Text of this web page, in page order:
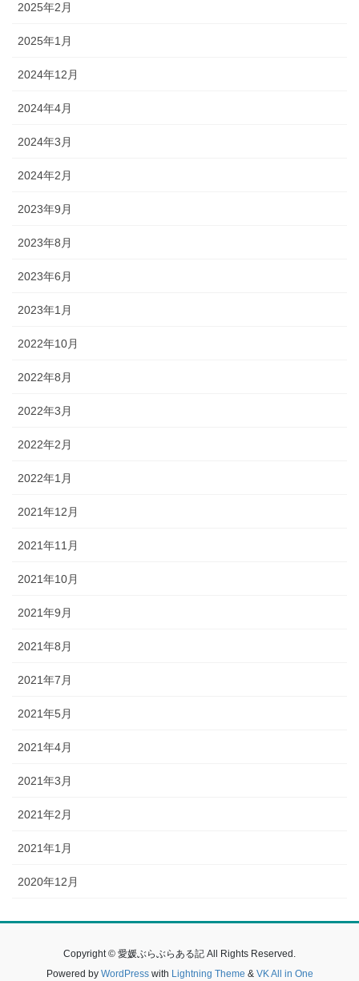
2025年2月
2025年1月
2024年12月
2024年4月
2024年3月
2024年2月
2023年9月
2023年8月
2023年6月
2023年1月
2022年10月
2022年8月
2022年3月
2022年2月
2022年1月
2021年12月
2021年11月
2021年10月
2021年9月
2021年8月
2021年7月
2021年5月
2021年4月
2021年3月
2021年2月
2021年1月
2020年12月
Copyright © 愛媛ぶらぶらある記 All Rights Reserved.
Powered by WordPresswith Lightning Theme & VK All in One